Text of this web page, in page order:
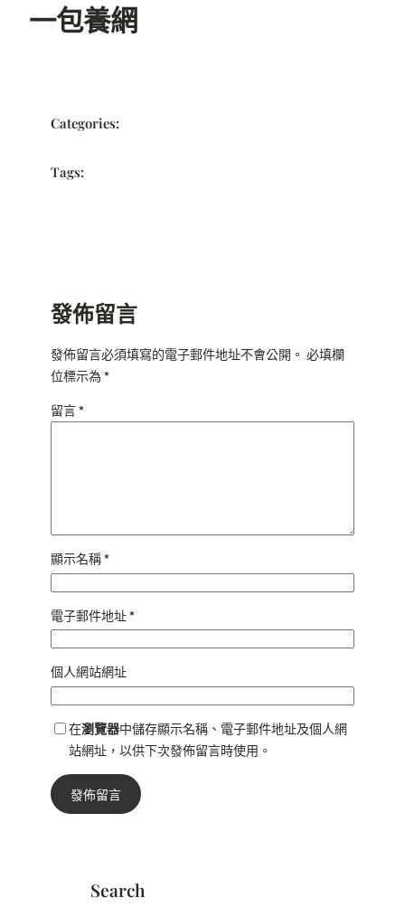
一包養網
Categories:
Tags:
發佈留言
發佈留言必須填寫的電子郵件地址不會公開。 必填欄
位標示為*
留言*
顯示名稱*
電子郵件地址*
個人網站網址
在瀏覽器中儲存顯示名稱、電子郵件地址及個人網
站網址，以供下次發佈留言時使用。
Search